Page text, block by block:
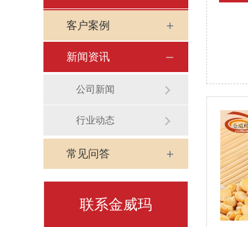
客户案例
新闻资讯
公司新闻
行业动态
常见问答
联系金威玛